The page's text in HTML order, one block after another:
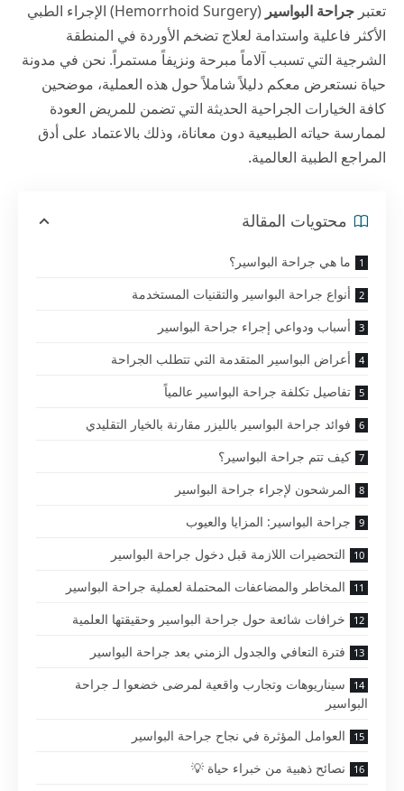
تعتبر جراحة البواسير
(Hemorrhoid Surgery) الإجراء الطبي
الأكثر فاعلية واستدامة لعلاج تضخم الأوردة في المنطقة
الشرجية التي تسبب آلاماً مبرحة ونزيفاً مستمراً. نحن في مدونة
حياة نستعرض معكم دليلاً شاملاً حول هذه العملية، موضحين
كافة الخيارات الجراحية الحديثة التي تضمن للمريض العودة
لممارسة حياته الطبيعية دون معاناة، وذلك بالاعتماد على أدق
المراجع الطبية العالمية.
محتويات المقالة
ما هي جراحة البواسير؟
أنواع جراحة البواسير والتقنيات المستخدمة
أسباب ودواعي إجراء جراحة البواسير
أعراض البواسير المتقدمة التي تتطلب الجراحة
تفاصيل تكلفة جراحة البواسير عالمياً
فوائد جراحة البواسير بالليزر مقارنة بالخيار التقليدي
كيف تتم جراحة البواسير؟
المرشحون لإجراء جراحة البواسير
جراحة البواسير: المزايا والعيوب
التحضيرات اللازمة قبل دخول جراحة البواسير
المخاطر والمضاعفات المحتملة لعملية جراحة البواسير
خرافات شائعة حول جراحة البواسير وحقيقتها العلمية
فترة التعافي والجدول الزمني بعد جراحة البواسير
سيناريوهات وتجارب واقعية لمرضى خضعوا لـ جراحة
البواسير
العوامل المؤثرة في نجاح جراحة البواسير
نصائح ذهبية من خبراء حياة 💡